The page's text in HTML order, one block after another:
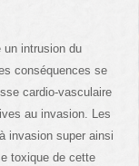
un intrusion du
conséquences se
cardio-vasculaire
au invasion. Les
invasion super ainsi
toxique de cette